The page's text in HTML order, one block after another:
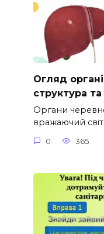
Огляд
структура
Органи
вражаючий
0 365